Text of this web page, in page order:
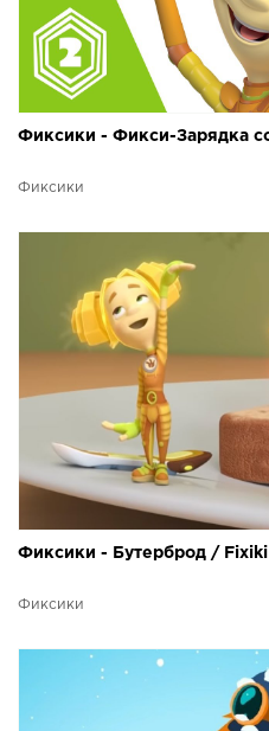
Фиксики - Фикси-Зарядка
Фиксики
Фиксики - Бутерброд / Fixiki
Фиксики